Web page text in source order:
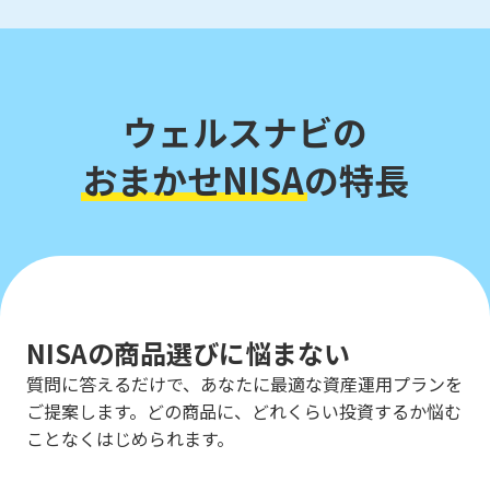
ウェルスナビの
おまかせNISAの特長
NISAの商品選びに悩まない
質問に答えるだけで、あなたに最適な資産運用プランを
ご提案します。どの商品に、どれくらい投資するか悩む
ことなくはじめられます。